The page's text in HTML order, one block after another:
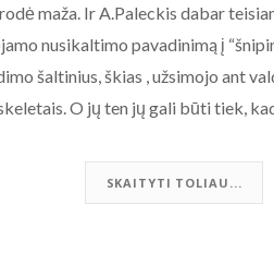
maža. Ir A.Paleckis dabar
nusikaltimo pavadinimą į
šaltinius, škias , užsimojo ant
O jų ten jų gali būti tiek,
SKAITYTI TOLIAU...